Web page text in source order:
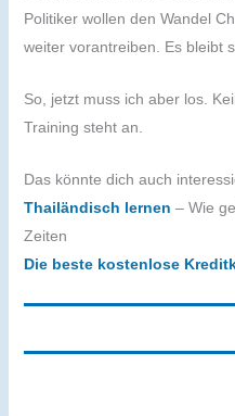
Politiker wollen den Wandel
weiter vorantreiben. Es bleibt
So, jetzt muss ich aber los.
Training steht an.
Das könnte dich auch
Thailändisch lernen – Wie
Zeiten
Die beste kostenlose